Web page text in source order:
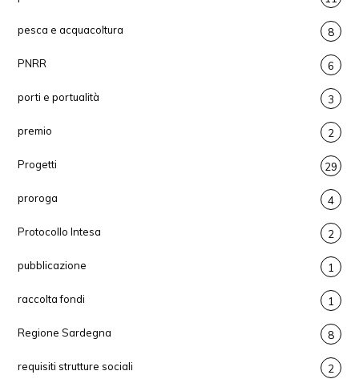
pesca e acquacoltura 8
PNRR 6
porti e portualità 3
premio 2
Progetti 29
proroga 4
Protocollo Intesa 2
pubblicazione 1
raccolta fondi 1
Regione Sardegna 8
requisiti strutture sociali 2